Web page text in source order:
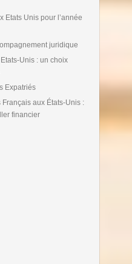
Etats Unis pour l’année
juridique
Unis : un choix
Expatriés
aux États-Unis :
financier